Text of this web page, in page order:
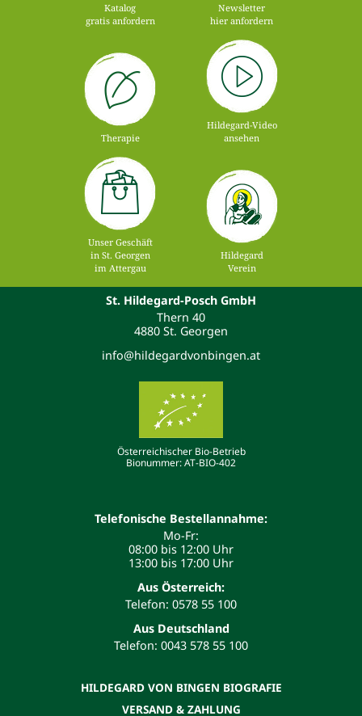
Katalog
gratis anfordern
Newsletter
hier anfordern
Therapie
Hildegard-Video
ansehen
Unser Geschäft
in St. Georgen
im Attergau
Hildegard
Verein
St. Hildegard-Posch GmbH
Thern 40
4880 St. Georgen
info@hildegardvonbingen.at
Österreichischer Bio-Betrieb
Bionummer: AT-BIO-402
Telefonische Bestellannahme:
Mo-Fr:
08:00 bis 12:00 Uhr
13:00 bis 17:00 Uhr
Aus Österreich:
Telefon: 0578 55 100
Aus Deutschland
Telefon: 0043 578 55 100
HILDEGARD VON BINGEN BIOGRAFIE
VERSAND & ZAHLUNG